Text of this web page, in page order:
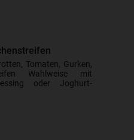
Tomaten, Gurken,
Wahlweise mit
oder Joghurt-